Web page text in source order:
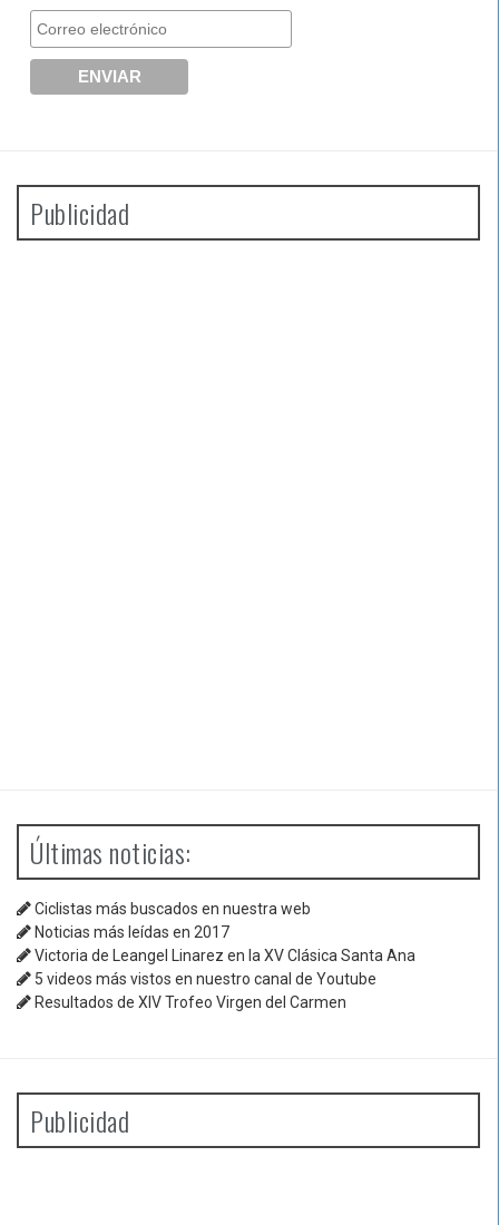
Publicidad
Últimas noticias:
Ciclistas más buscados en nuestra web
Noticias más leídas en 2017
Victoria de Leangel Linarez en la XV Clásica Santa Ana
5 videos más vistos en nuestro canal de Youtube
Resultados de XIV Trofeo Virgen del Carmen
Publicidad